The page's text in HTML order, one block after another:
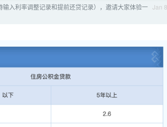
Jan 8
输入利率调整记录和提前还贷记录），邀请大家体验一